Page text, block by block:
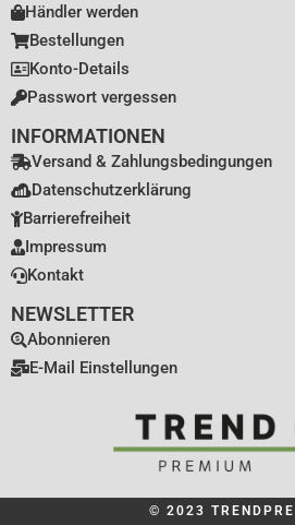
Händler werden
Bestellungen
Konto-Details
Passwort vergessen
INFORMATIONEN
Versand & Zahlungsbedingungen
Datenschutzerklärung
Barrierefreiheit
Impressum
Kontakt
NEWSLETTER
Abonnieren
E-Mail Einstellungen
© 2023